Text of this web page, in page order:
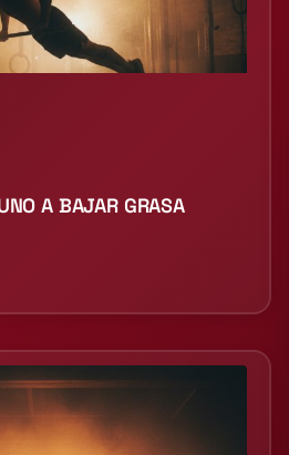
A BAJAR GRASA